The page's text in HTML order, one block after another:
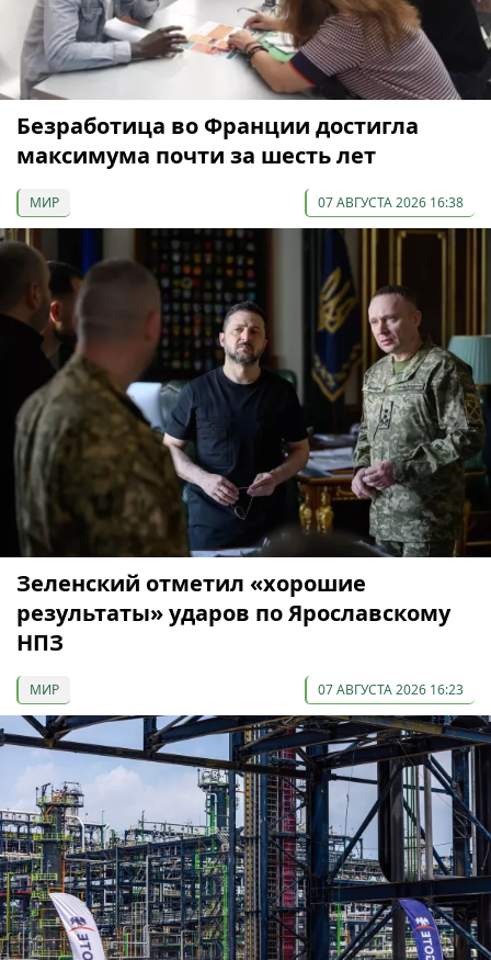
Безработица во Франции достигла
максимума почти за шесть лет
МИР 07 АВГУСТА 2026 16:38
Зеленский отметил «хорошие
результаты» ударов по Ярославскому
НПЗ
МИР 07 АВГУСТА 2026 16:23